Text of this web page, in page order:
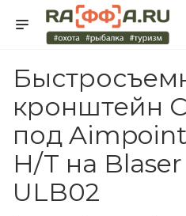
кронштейн
под
H/T на Blaser
ULB02